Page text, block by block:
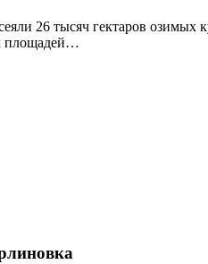
26 тысяч гектаров озимых
площадей…